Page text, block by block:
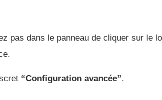
pas dans le panneau de cliquer sur le
“Configuration avancée”.